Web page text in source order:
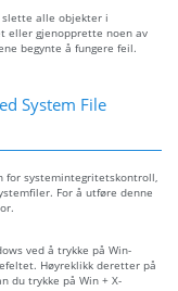
alle objekter i
eller gjenopprette noen av
begynte å fungere feil.
System File
for systemintegritetskontroll,
For å utføre denne
ved å trykke på Win-
Høyreklikk deretter på
du trykke på Win + X-